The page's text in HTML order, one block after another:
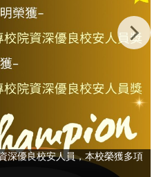
深優良校安人員，本校榮獲多項